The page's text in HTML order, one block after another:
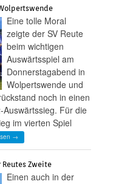
Eine tolle Moral
zeigte der SV Reute
beim wichtigen
Auswärtsspiel am
Donnerstagabend in
Wolpertswende und
noch in einen
Für die
im vierten Spiel
→
Reutes Zweite
Einen auch in der